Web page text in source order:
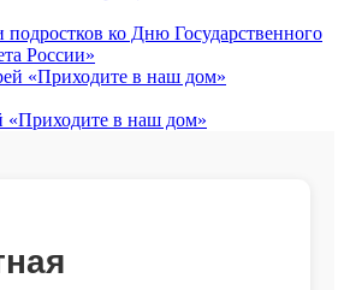
подростков ко Дню Государственного
России»
«Приходите в наш дом»